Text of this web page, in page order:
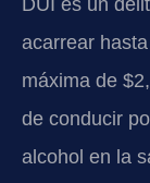
DUI es un
acarrear
máxima de
de conducir
alcohol en la